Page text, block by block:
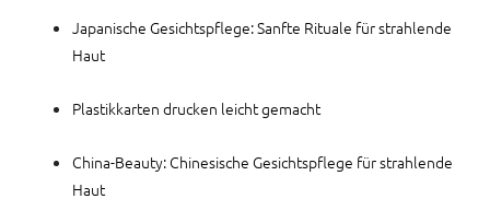
Japanische Gesichtspflege: Sanfte Rituale für strahlende
Haut
Plastikkarten drucken leicht gemacht
China-Beauty: Chinesische Gesichtspflege für strahlende
Haut